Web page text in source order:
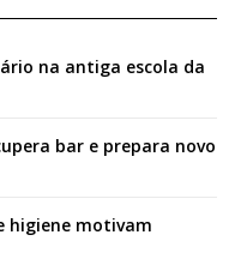
na antiga escola da
bar e prepara novo
higiene motivam